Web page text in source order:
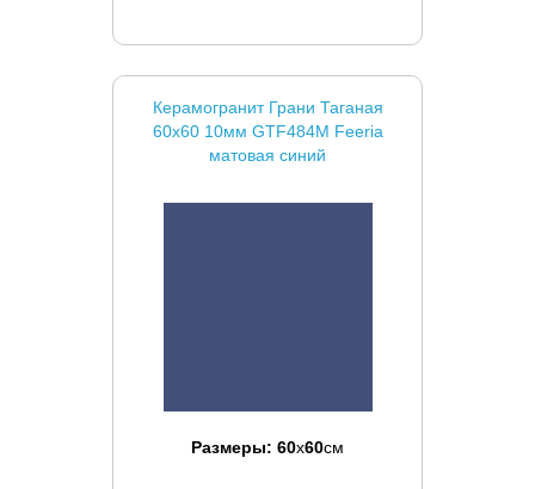
Керамогранит Грани Таганая
60x60 10мм GTF484М Feeria
матовая синий
Размеры: 60x60см